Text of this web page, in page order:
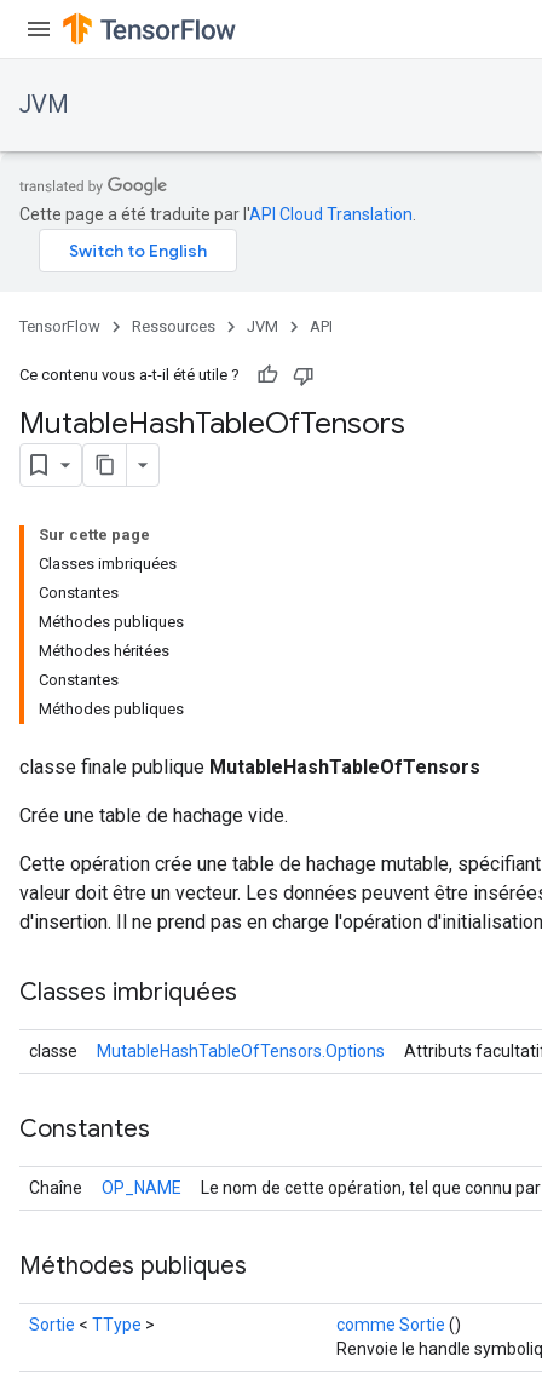
JVM
Cette page a été traduite par l'API Cloud Translation
TensorFlow Ressources JVM API
Ce contenu vous a-t-il été utile ?
MutableHashTableOfTensors
Sur cette page
Classes imbriquées
Constantes
Méthodes publiques
Méthodes héritées
Constantes
Méthodes publiques
classe finale publique MutableHashTableOfTensors
Crée une table de hachage vide.
Cette opération crée une table de hachage mutable,
valeur doit être un vecteur. Les données peuvent être
d'insertion. Il ne prend pas en charge l'opération
Classes imbriquées
classe MutableHashTableOfTensors.Options Attributs
Constantes
Chaîne OP_NAME Le nom de cette opération, tel que connu
Méthodes publiques
Sortie < TType > comme Sortie ()
Renvoie le handle